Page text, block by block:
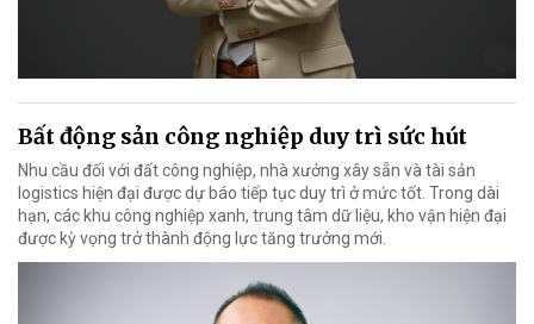
Bất động sản công nghiệp duy trì sức hút
Nhu cầu đối với đất công nghiệp, nhà xưởng xây sẵn và tài sản
logistics hiện đại được dự báo tiếp tục duy trì ở mức tốt. Trong dài
hạn, các khu công nghiệp xanh, trung tâm dữ liệu, kho vận hiện đại
được kỳ vọng trở thành động lực tăng trưởng mới.